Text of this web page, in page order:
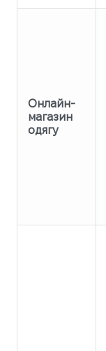
Онлайн-
магазин
одягу